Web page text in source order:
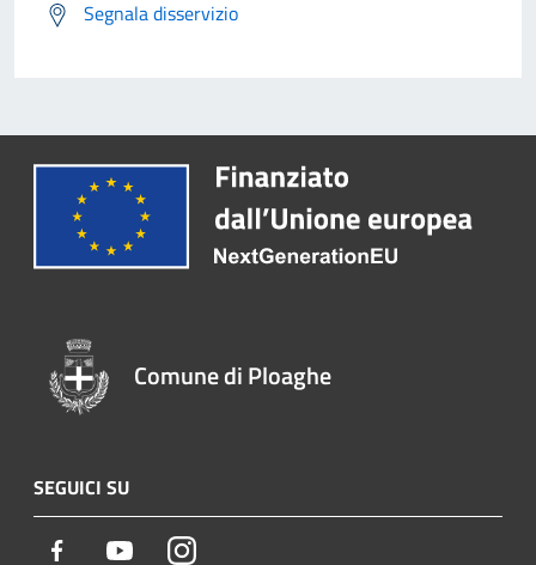
Segnala disservizio
Comune di Ploaghe
SEGUICI SU
Facebook YoutubeInstagram